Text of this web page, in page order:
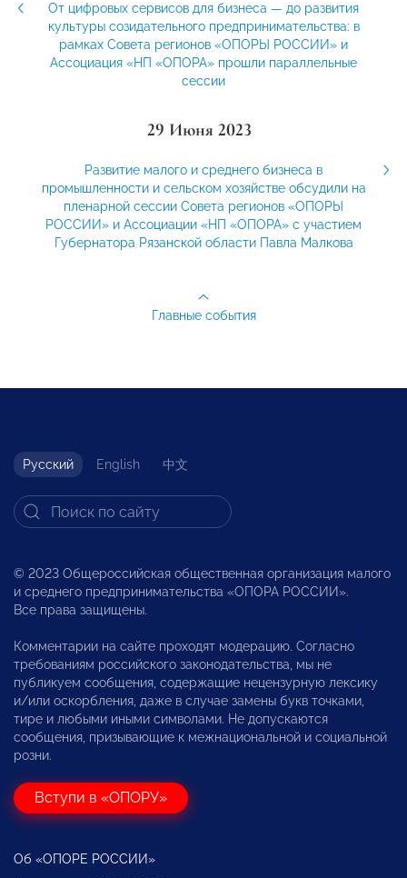
От цифровых сервисов для бизнеса — до развития
культуры созидательного предпринимательства: в
рамках Совета регионов «ОПОРЫ РОССИИ» и
Ассоциация «НП «ОПОРА» прошли параллельные
сессии
29 Июня 2023
Развитие малого и среднего бизнеса в
промышленности и сельском хозяйстве обсудили на
пленарной сессии Совета регионов «ОПОРЫ
РОССИИ» и Ассоциации «НП «ОПОРА» с участием
Губернатора Рязанской области Павла Малкова
Главные события
Русский English 中文
© 2023 Общероссийская общественная организация малого
и среднего предпринимательства «ОПОРА РОССИИ».
Все права защищены.
Комментарии на сайте проходят модерацию. Согласно
требованиям российского законодательства, мы не
публикуем сообщения, содержащие нецензурную лексику
и/или оскорбления, даже в случае замены букв точками,
тире и любыми иными символами. Не допускаются
сообщения, призывающие к межнациональной и социальной
розни.
Вступи в «ОПОРУ»
Об «ОПОРЕ РОССИИ»